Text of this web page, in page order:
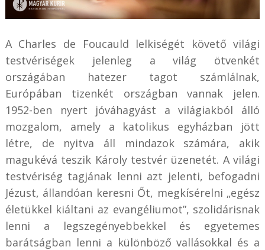
A Charles de Foucauld lelkiségét követő világi
testvériségek jelenleg a világ ötvenkét
országában hatezer tagot számlálnak,
Európában tizenkét országban vannak jelen.
1952-ben nyert jóváhagyást a világiakból álló
mozgalom, amely a katolikus egyházban jött
létre, de nyitva áll mindazok számára, akik
magukévá teszik Károly testvér üzenetét. A világi
testvériség tagjának lenni azt jelenti, befogadni
Jézust, állandóan keresni Őt, megkísérelni „egész
életükkel kiáltani az evangéliumot”, szolidárisnak
lenni a legszegényebbekkel és egyetemes
barátságban lenni a különböző vallásokkal és a